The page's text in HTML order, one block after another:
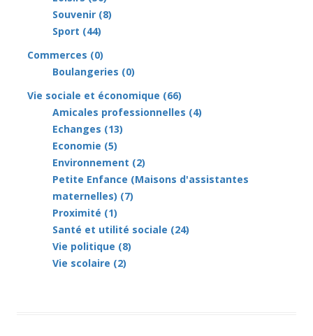
Souvenir (8)
Sport (44)
Commerces (0)
Boulangeries (0)
Vie sociale et économique (66)
Amicales professionnelles (4)
Echanges (13)
Economie (5)
Environnement (2)
Petite Enfance (Maisons d'assistantes
maternelles) (7)
Proximité (1)
Santé et utilité sociale (24)
Vie politique (8)
Vie scolaire (2)